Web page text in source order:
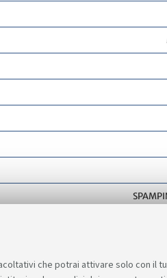
che potrai attivare solo con il